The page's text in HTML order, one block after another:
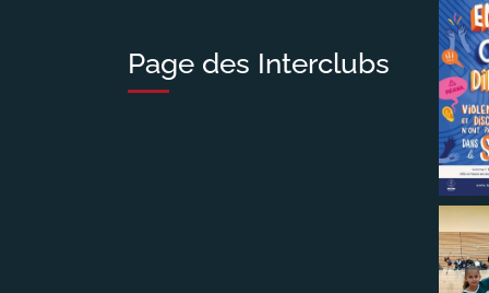
Page des Interclubs